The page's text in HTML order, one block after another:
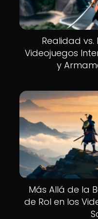
Realidad vs.
Videojuegos
y
Más Allá de la
de Rol en los